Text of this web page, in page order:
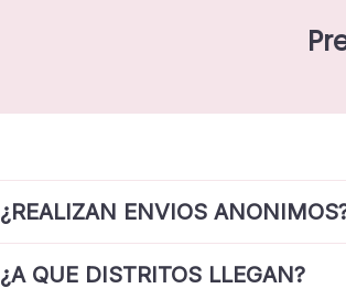
¿REALIZAN ENVIOS
¿A QUE DISTRITOS LLEGAN?